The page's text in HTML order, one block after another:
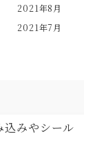
2021年8月
2021年7月